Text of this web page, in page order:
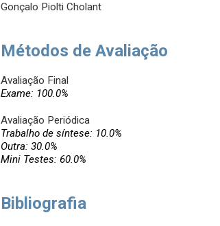
Gonçalo Piolti Cholant
Métodos de Avaliação
Avaliação Final
Exame: 100.0%
Avaliação Periódica
Trabalho de síntese: 10.0%
Outra: 30.0%
Mini Testes: 60.0%
Bibliografia